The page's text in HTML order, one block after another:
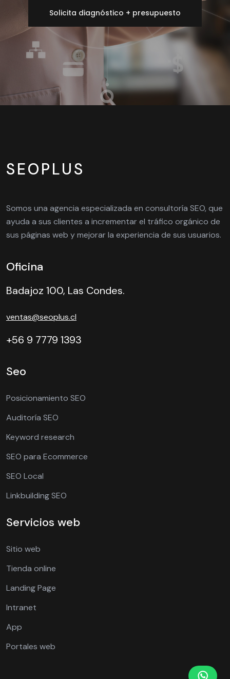
Solicita diagnóstico + presupuesto
SEOPLUS
Somos una agencia especializada en consultoría SEO, que
ayuda a sus clientes a incrementar el tráfico orgánico de
sus páginas web y mejorar la experiencia de sus usuarios.
Oficina
Badajoz 100, Las Condes.
ventas@seoplus.cl
+56 9 7779 1393
Seo
Posicionamiento SEO
Auditoría SEO
Keyword research
SEO para Ecommerce
SEO Local
Linkbuilding SEO
Servicios web
Sitio web
Tienda online
Landing Page
Intranet
App
Portales web